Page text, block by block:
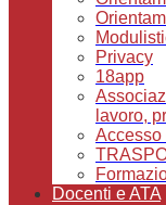
Privacy
18app
lavoro,
Accesso
Docenti e ATA